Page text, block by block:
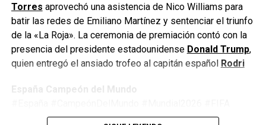
Torres aprovechó una asistencia de Nico Williams para
batir las redes de Emiliano Martínez y sentenciar el triunfo
de la «La Roja». La ceremonia de premiación contó con la
presencia del presidente estadounidense Donald Trump,
quien entregó el ansiado trofeo al capitán español Rodri
España Campeón del Mundo
#Argentina #Fútbol #LaRoja #WorldCup2026